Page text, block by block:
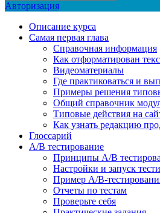
Авторизация
Описание курса
Самая первая глава
Справочная информация
Как отформатирован
Видеоматериалы
Где практиковаться и
Примеры решения
Общий справочник
Типовые действия на
Как узнать редакцию
Глоссарий
A/B тестирование
Принципы A/B
Настройки и запуск
Пример A/B-
Отчеты по тестам
Проверьте себя